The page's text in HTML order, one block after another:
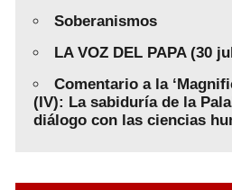
Soberanismos
LA VOZ DEL PAPA (30
Comentario a la
(IV): La sabiduría de la
diálogo con las ciencias